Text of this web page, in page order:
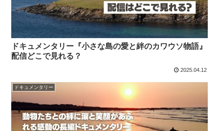
ドキュメンタリー『小さな島の愛と絆のカワウソ物語』
配信どこで見れる？
2025.04.12
ドキュメンタリー